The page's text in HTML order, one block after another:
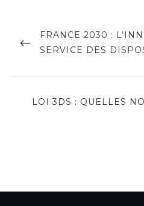
l’article
PREVIOUS
POST
FRANCE 2030 :
SERVICE DES
NEXT
LOI 3DS : QUELLES